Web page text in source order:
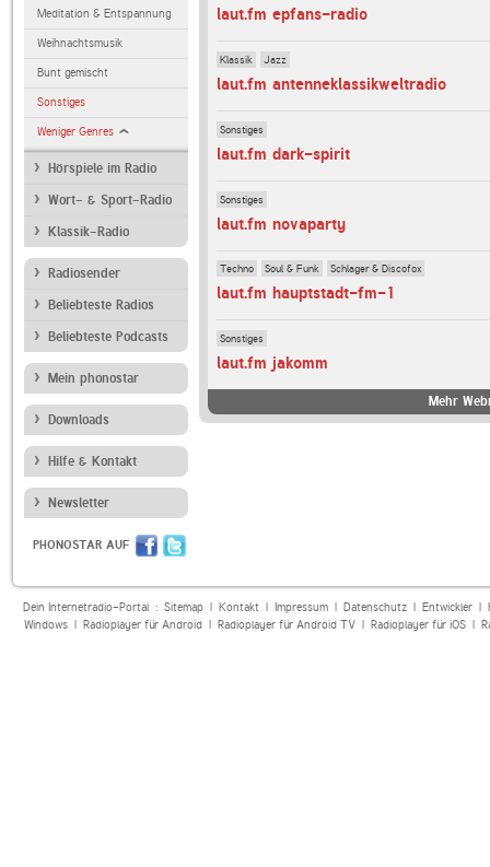
Meditation & Entspannung
Weihnachtsmusik
Bunt gemischt
Sonstiges
Weniger Genres
Hörspiele im Radio
Wort- & Sport-Radio
Klassik-Radio
Radiosender
Beliebteste Radios
Beliebteste Podcasts
Mein phonostar
Downloads
Hilfe & Kontakt
Newsletter
PHONOSTAR AUF
laut.fm epfans-radio
Klassik Jazz
laut.fm antenneklassikweltradio
Sonstiges
laut.fm dark-spirit
Sonstiges
laut.fm novaparty
Techno Soul & Funk Schlager & Discofox
laut.fm hauptstadt-fm-1
Sonstiges
laut.fm jakomm
Mehr
Dein Internetradio-Portal : Sitemap| Kontakt| Impressum| Datenschutz| Entwickler|
Windows| Radioplayer für Android| Radioplayer für Android TV| Radioplayer für iOS|